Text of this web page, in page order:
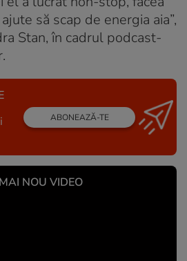
să scap de energia aia”,
Stan, în cadrul podcast-
ABONEAZĂ-TE
NOU VIDEO